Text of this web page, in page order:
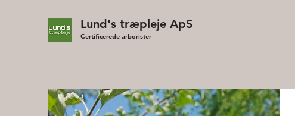
Lund's træpleje ApS
Certificerede arborister